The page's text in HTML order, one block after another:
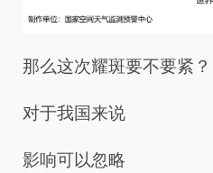
那么这次耀斑要不要紧？
对于我国来说
影响可以忽略